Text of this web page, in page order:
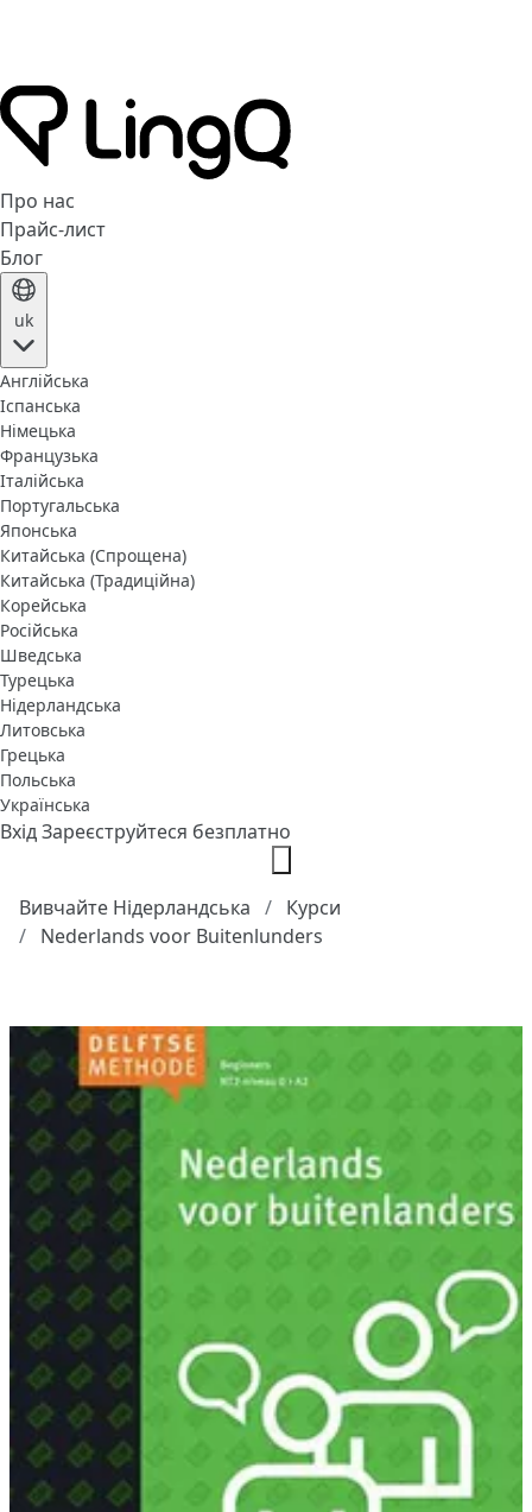
Про нас
Прайс-лист
Блог
uk
Англійська
Іспанська
Німецька
Французька
Італійська
Португальська
Японська
Китайська (Спрощена)
Китайська (Традиційна)
Корейська
Російська
Шведська
Турецька
Нідерландська
Литовська
Грецька
Польська
Українська
ВхідЗареєструйтеся безплатно
Вивчайте Нідерландська
Курси
Nederlands voor Buitenlunders